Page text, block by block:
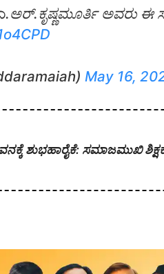
ಅವರು ಈ
May 16,
ಶುಭಹಾರೈಕೆ: ಸಮಾಜಮುಖಿ